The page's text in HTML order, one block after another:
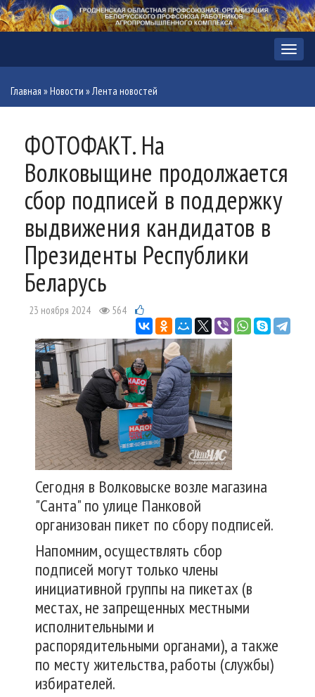
Меню
Главная »Новости »Лента новостей
ФОТОФАКТ. На
Волковыщине продолжается
сбор подписей в поддержку
выдвижения кандидатов в
Президенты Республики
Беларусь
23 ноября 2024 564
Сегодня в Волковыске возле магазина
"Санта" по улице Панковой
организован пикет по сбору подписей.
Напомним, осуществлять сбор
подписей могут только члены
инициативной группы на пикетах (в
местах, не запрещенных местными
исполнительными и
распорядительными органами), а также
по месту жительства, работы (службы)
избирателей.